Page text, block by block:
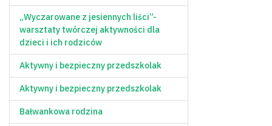
„Wyczarowane z jesiennych liści”-
warsztaty twórczej aktywności dla
dzieci i ich rodziców
Aktywny i bezpieczny przedszkolak
Aktywny i bezpieczny przedszkolak
Bałwankowa rodzina